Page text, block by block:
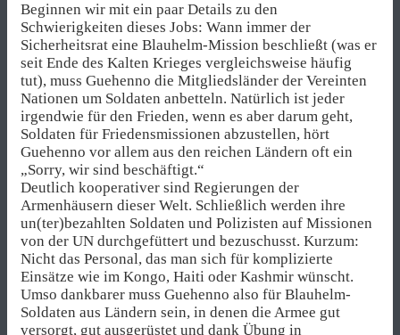
Beginnen wir mit ein paar Details zu den
Schwierigkeiten dieses Jobs: Wann immer der
Sicherheitsrat eine Blauhelm-Mission beschließt (was er
seit Ende des Kalten Krieges vergleichsweise häufig
tut), muss Guehenno die Mitgliedsländer der Vereinten
Nationen um Soldaten anbetteln. Natürlich ist jeder
irgendwie für den Frieden, wenn es aber darum geht,
Soldaten für Friedensmissionen abzustellen, hört
Guehenno vor allem aus den reichen Ländern oft ein
„Sorry, wir sind beschäftigt.“
Deutlich kooperativer sind Regierungen der
Armenhäusern dieser Welt. Schließlich werden ihre
un(ter)bezahlten Soldaten und Polizisten auf Missionen
von der UN durchgefüttert und bezuschusst. Kurzum:
Nicht das Personal, das man sich für komplizierte
Einsätze wie im Kongo, Haiti oder Kashmir wünscht.
Umso dankbarer muss Guehenno also für Blauhelm-
Soldaten aus Ländern sein, in denen die Armee gut
versorgt, gut ausgerüstet und dank Übung in